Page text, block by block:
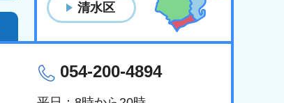
清水区
054-200-4894